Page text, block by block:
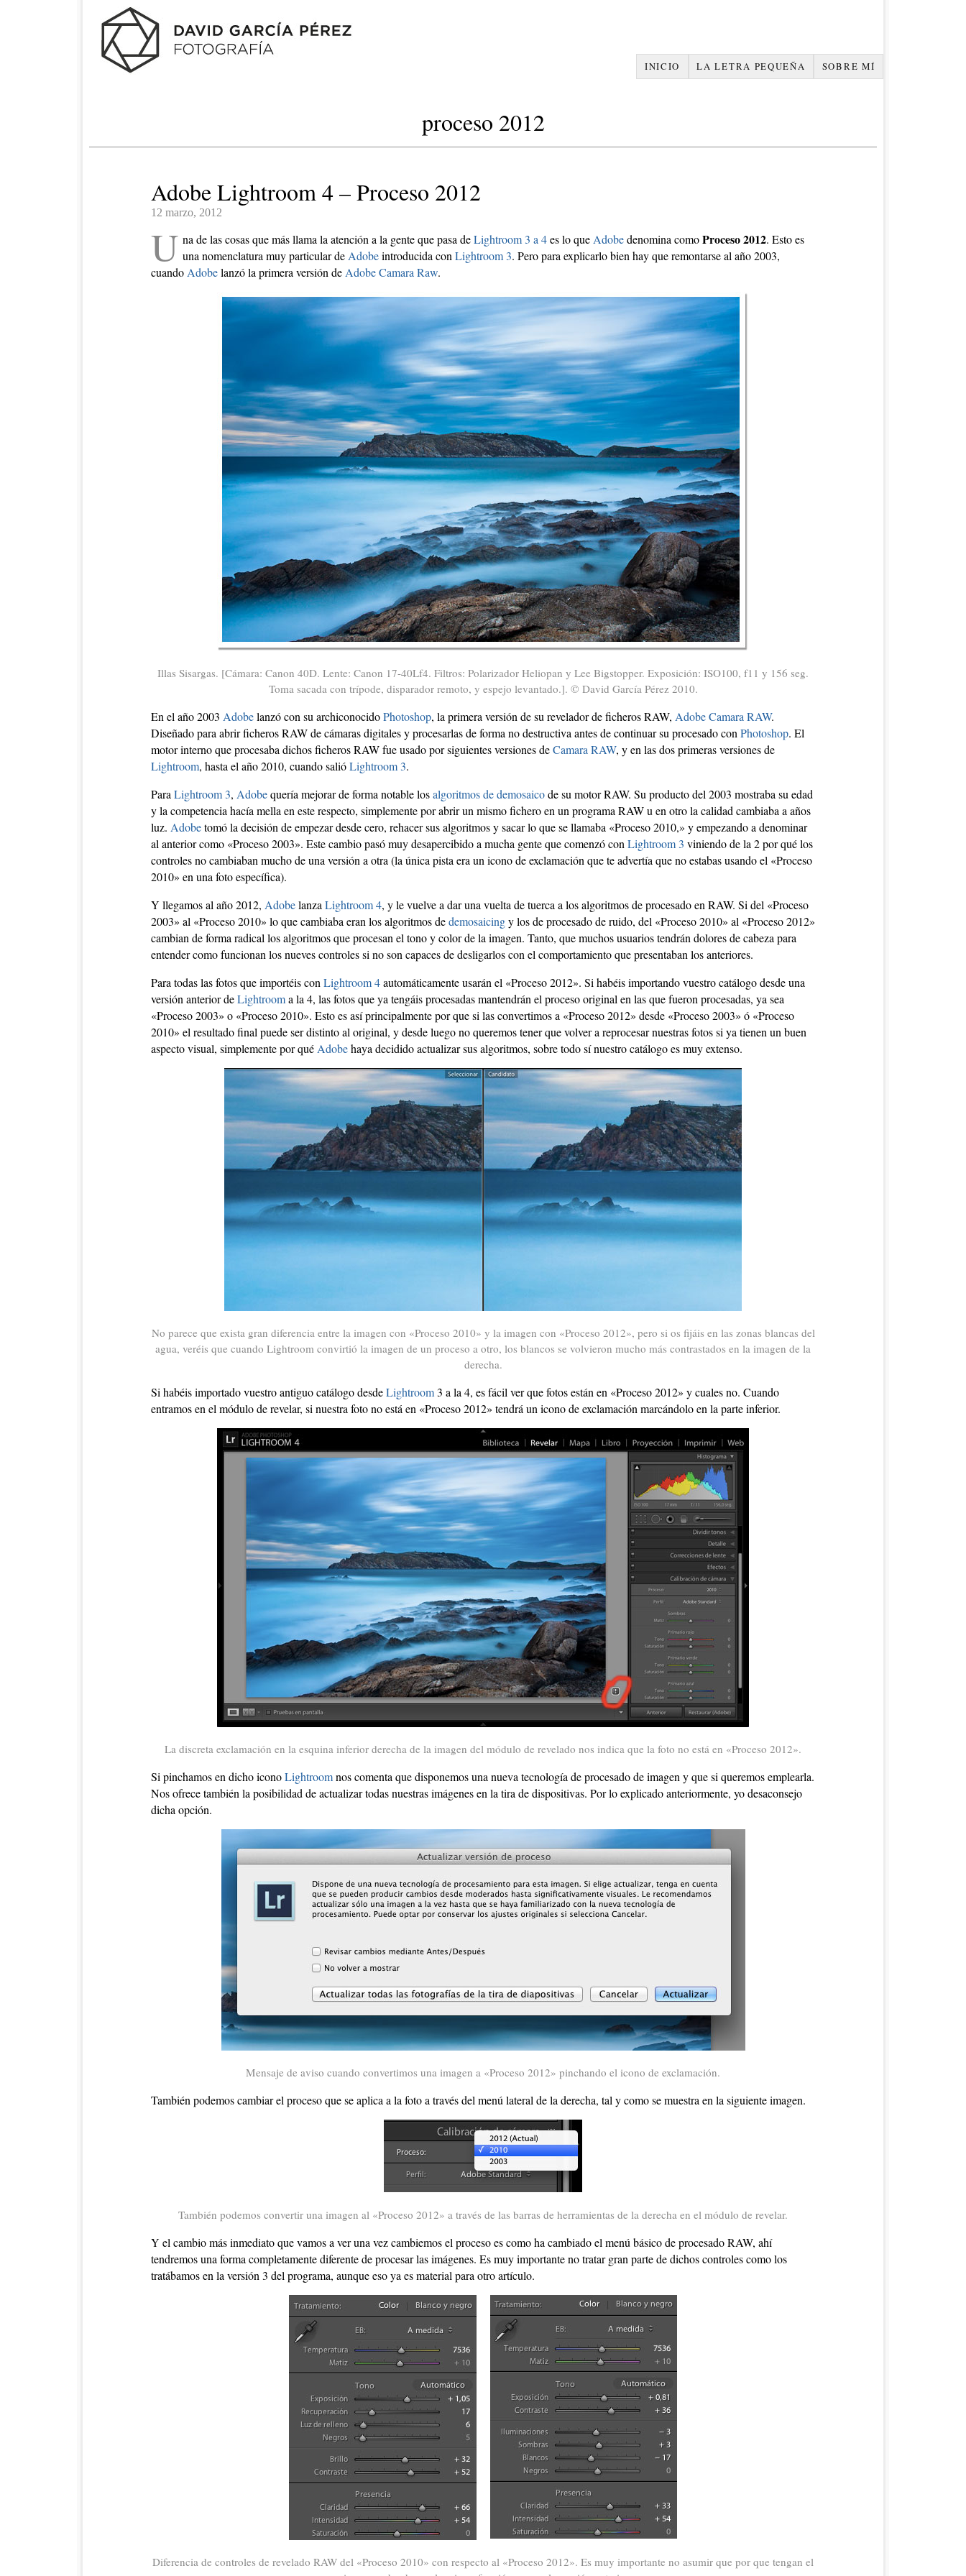
INICIO LA LETRA PEQUEÑA SOBRE MÍ
proceso 2012
Adobe Lightroom 4 – Proceso 2012
12 marzo, 2012
U na de las cosas que más llama la atención a la gente que pasa deLightroom 3 a 4es lo que Adobedenomina comoProceso 2012. Esto es
una nomenclatura muy particular de Adobeintroducida conLightroom 3. Pero para explicarlo bien hay que remontarse al año 2003,
cuando Adobelanzó la primera versión de Adobe Camara Raw.
Illas Sisargas. [Cámara: Canon 40D. Lente: Canon 17-40Lf4. Filtros: Polarizador Heliopan y Lee Bigstopper. Exposición: ISO100, f11 y 156 seg.
Toma sacada con trípode, disparador remoto, y espejo levantado.]. © David García Pérez 2010.
En el año 2003 Adobelanzó con su archiconocidoPhotoshop, la primera versión de su revelador de ficheros RAW, Adobe Camara RAW.
Diseñado para abrir ficheros RAW de cámaras digitales y procesarlas de forma no destructiva antes de continuar su procesado con Photoshop. El
motor interno que procesaba dichos ficheros RAW fue usado por siguientes versiones deCamara RAW, y en las dos primeras versiones de
Lightroom, hasta el año 2010, cuando salióLightroom 3.
Para Lightroom 3, Adobequería mejorar de forma notable losalgoritmos de demosaicode su motor RAW. Su producto del 2003 mostraba su edad
y la competencia hacía mella en este respecto, simplemente por abrir un mismo fichero en un programa RAW u en otro la calidad cambiaba a años
luz. Adobetomó la decisión de empezar desde cero, rehacer sus algoritmos y sacar lo que se llamaba «Proceso 2010,» y empezando a denominar
al anterior como «Proceso 2003». Este cambio pasó muy desapercibido a mucha gente que comenzó con Lightroom 3 viniendo de la 2 por qué los
controles no cambiaban mucho de una versión a otra (la única pista era un icono de exclamación que te advertía que no estabas usando el «Proceso
2010» en una foto específica).
Y llegamos al año 2012, Adobelanza Lightroom 4, y le vuelve a dar una vuelta de tuerca a los algoritmos de procesado en RAW. Si del «Proceso
2003» al «Proceso 2010» lo que cambiaba eran los algoritmos dedemosaicingy los de procesado de ruido, del «Proceso 2010» al «Proceso 2012»
cambian de forma radical los algoritmos que procesan el tono y color de la imagen. Tanto, que muchos usuarios tendrán dolores de cabeza para
entender como funcionan los nueves controles si no son capaces de desligarlos con el comportamiento que presentaban los anteriores.
Para todas las fotos que importéis con Lightroom 4automáticamente usarán el «Proceso 2012». Si habéis importando vuestro catálogo desde una
versión anterior deLightrooma la 4, las fotos que ya tengáis procesadas mantendrán el proceso original en las que fueron procesadas, ya sea
«Proceso 2003» o «Proceso 2010». Esto es así principalmente por que si las convertimos a «Proceso 2012» desde «Proceso 2003» ó «Proceso
2010» el resultado final puede ser distinto al original, y desde luego no queremos tener que volver a reprocesar nuestras fotos si ya tienen un buen
aspecto visual, simplemente por qué Adobehaya decidido actualizar sus algoritmos, sobre todo sí nuestro catálogo es muy extenso.
No parece que exista gran diferencia entre la imagen con «Proceso 2010» y la imagen con «Proceso 2012», pero si os fijáis en las zonas blancas del
agua, veréis que cuando Lightroom convirtió la imagen de un proceso a otro, los blancos se volvieron mucho más contrastados en la imagen de la
derecha.
Si habéis importado vuestro antiguo catálogo desdeLightroom3 a la 4, es fácil ver que fotos están en «Proceso 2012» y cuales no. Cuando
entramos en el módulo de revelar, si nuestra foto no está en «Proceso 2012» tendrá un icono de exclamación marcándolo en la parte inferior.
La discreta exclamación en la esquina inferior derecha de la imagen del módulo de revelado nos indica que la foto no está en «Proceso 2012».
Si pinchamos en dicho iconoLightroomnos comenta que disponemos una nueva tecnología de procesado de imagen y que si queremos emplearla.
Nos ofrece también la posibilidad de actualizar todas nuestras imágenes en la tira de dispositivas. Por lo explicado anteriormente, yo desaconsejo
dicha opción.
Mensaje de aviso cuando convertimos una imagen a «Proceso 2012» pinchando el icono de exclamación.
También podemos cambiar el proceso que se aplica a la foto a través del menú lateral de la derecha, tal y como se muestra en la siguiente imagen.
También podemos convertir una imagen al «Proceso 2012» a través de las barras de herramientas de la derecha en el módulo de revelar.
Y el cambio más inmediato que vamos a ver una vez cambiemos el proceso es como ha cambiado el menú básico de procesado RAW, ahí
tendremos una forma completamente diferente de procesar las imágenes. Es muy importante no tratar gran parte de dichos controles como los
tratábamos en la versión 3 del programa, aunque eso ya es material para otro artículo.
Diferencia de controles de revelado RAW del «Proceso 2010» con respecto al «Proceso 2012». Es muy importante no asumir que por que tengan el